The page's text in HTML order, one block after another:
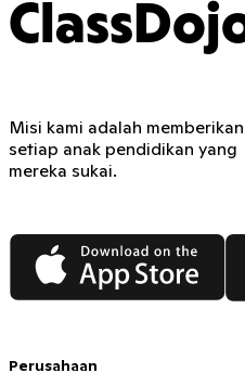
Misi kami adalah memberikan
setiap anak pendidikan yang
mereka sukai.
App Store
Perusahaan